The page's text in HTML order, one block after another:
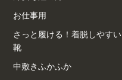
お仕事用
さっと履ける！着脱しやすい
靴
中敷きふかふか